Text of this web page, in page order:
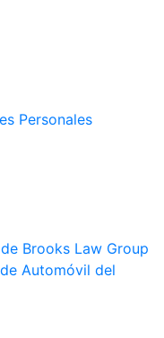
Personales
Brooks Law Group
Automóvil del